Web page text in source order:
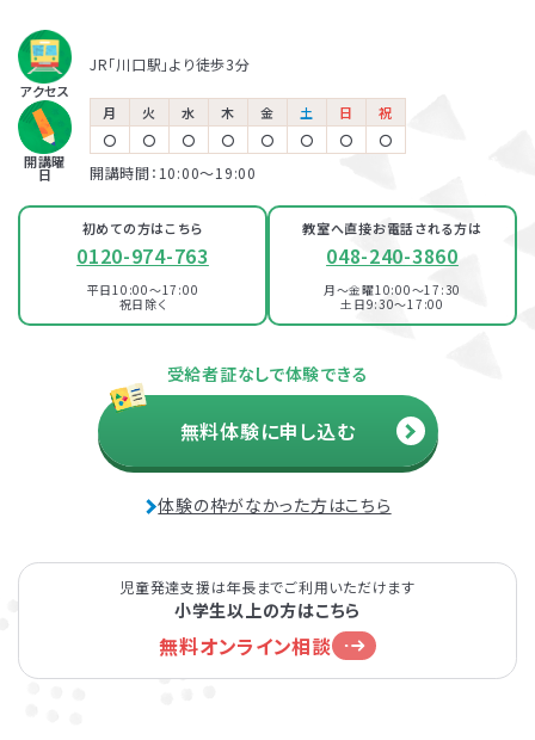
児童発達支援
放課後等デイサービス
資料・体験授業のお問い合わせ
発達障害とは
個人情報保護方針 サイトマップ
アクセス
JR「川口駅」より徒歩3分
開講曜
日
月 火 水 木 金 土 日
祝
〇
〇 〇 〇 〇 〇 〇 〇
開講時間：10:00〜19:00
初めての方はこちら
0120-974-763
平日10:00～17:00
祝日除く
教室へ直接お電話される方は
048-240-3860
月～金曜10:00～17:30
土日9:30～17:00
受給者証なしで体験できる
無料体験に申し込む
体験の枠がなかった方はこちら
児童発達支援は年長までご利用いただけます
小学生以上の方はこちら
無料オンライン相談
サポートします。
ログラムです。
鳩ヶ谷教室
埼玉高速鉄道「鳩ヶ谷駅」より徒歩7分
LITALICOジュニア
板橋教室
都営三田線「新板橋駅」より徒歩2分
パーソナルコース
100％自己負担で完全マンツーマンの
発達支援が受けられる教室
LITALICOジュニア
赤羽教室
JR「赤羽駅」より徒歩7分
南北線・埼玉高速鉄道「赤羽岩淵駅」より徒歩2分
JR埼京線「戸田公園駅」より徒歩12分
国際興業バス「上戸田地域交流センター」 バス停より徒歩6分（戸田公園方面
からお越しの方）
国際興業バス「公団前」バス停より徒歩4分（西川口方面からお越しの方）
LITALICOジュニア
わらび教室
JR「蕨駅」西口より徒歩2分
LITALICOジュニア
鳩ヶ谷教室
埼玉高速鉄道「鳩ヶ谷駅」より徒歩7分
LITALICOジュニア
板橋教室
都営三田線「新板橋駅」より徒歩2分